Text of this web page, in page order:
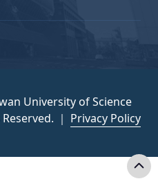
University of Science
｜ Privacy Policy